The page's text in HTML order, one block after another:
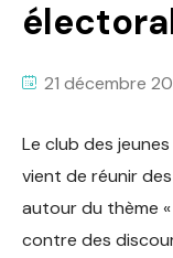
21 décembre
Le club des jeunes
vient de réunir
autour du thème
contre des